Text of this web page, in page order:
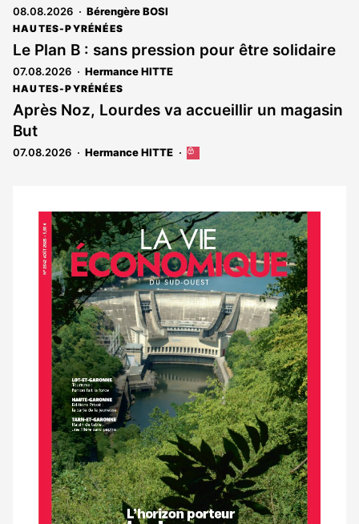
08.08.2026 Bérengère BOSI
HAUTES-PYRÉNÉES
Le Plan B : sans pression pour être solidaire
07.08.2026 Hermance HITTE
HAUTES-PYRÉNÉES
Après Noz, Lourdes va accueillir un magasin
But
07.08.2026 Hermance HITTE
Cet
aux
abonnés
Notre
dernier
magazine